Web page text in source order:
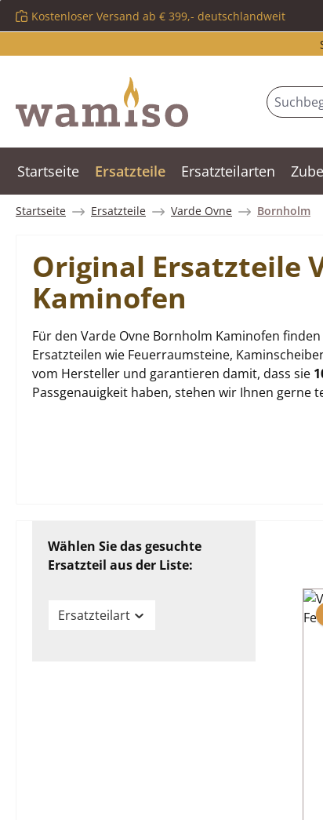
Hauptinhalt springen
Zur Suche springen
Zur Hauptnavigation springen
Kostenloser Versand ab € 399,- deutschlandweit
Startseite Ersatzteile Ersatzteilarten
Startseite Ersatzteile Varde Ovne Bornholm
Original Ersatzteile
Kaminofen
Für den Varde Ovne Bornholm Kaminofen
Ersatzteilen wie Feuerraumsteine,
vom Hersteller und garantieren damit, dass sie
Passgenauigkeit haben, stehen wir Ihnen
Wählen Sie das gesuchte
Ersatzteil aus der Liste:
Ersatzteilart